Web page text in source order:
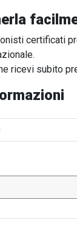
certificati
ricevi subito